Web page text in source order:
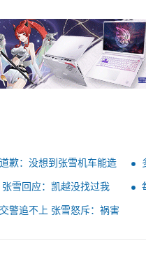
歉：没想到张雪机车能造
雪回应：凯越没找过我
警追不上 张雪怒斥：祸害